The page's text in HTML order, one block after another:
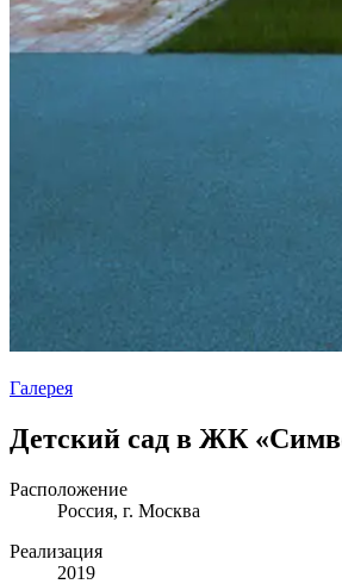
Галерея
Детский сад в ЖК
Расположение
Россия, г. Москва
Реализация
2019